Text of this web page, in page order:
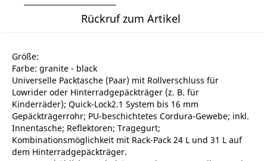
Rückruf zum Artikel
Größe:
Farbe: granite - black
Universelle Packtasche (Paar) mit Rollverschluss für
Lowrider oder Hinterradgepäckträger (z. B. für
Kinderräder); Quick-Lock2.1 System bis 16 mm
Gepäckträgerrohr; PU-beschichtetes Cordura-Gewebe; inkl.
Innentasche; Reflektoren; Tragegurt;
Kombinationsmöglichkeit mit Rack-Pack 24 L und 31 L auf
dem Hinterradgepäckträger.